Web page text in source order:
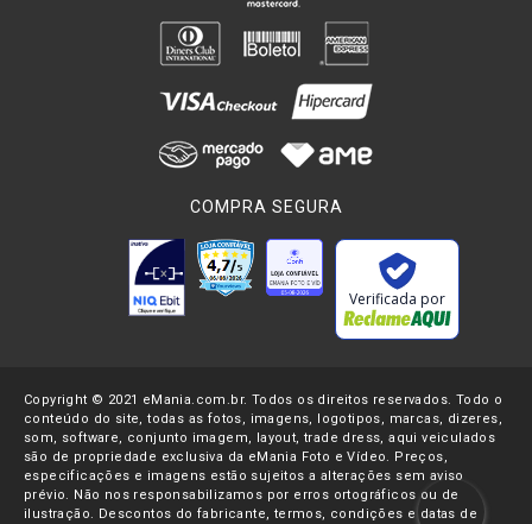
COMPRA SEGURA
Verificada por
Copyright © 2021 eMania.com.br. Todos os direitos reservados. Todo o
conteúdo do site, todas as fotos, imagens, logotipos, marcas, dizeres,
som, software, conjunto imagem, layout, trade dress, aqui veiculados
são de propriedade exclusiva da eMania Foto e Vídeo. Preços,
especificações e imagens estão sujeitos a alterações sem aviso
prévio. Não nos responsabilizamos por erros ortográficos ou de
ilustração. Descontos do fabricante, termos, condições e datas de